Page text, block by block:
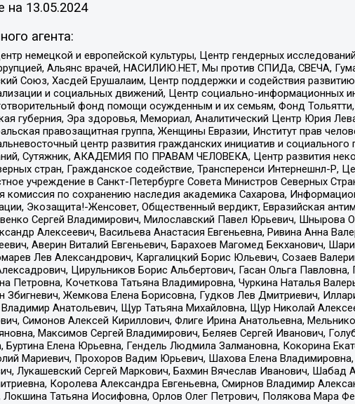
на 13.05.2024
агента:
немецкой и европейской культуры, Центр гендерных
Альянс врачей, НАСИЛИЮ.НЕТ, Мы против СПИДа, СВЕЧА,
Союз, Хасдей Ерушалаим, Центр поддержки и содействия
и социальных движений, Центр социально-информационных
фонд помощи осужденным и их семьям, Фонд
губерния, Эра здоровья, Мемориал, Аналитический Центр Юрия
правозащитная группа, Женщины Евразии, Институт прав
центр развития гражданских инициатив и социального
Сутяжник, АКАДЕМИЯ ПО ПРАВАМ ЧЕЛОВЕКА, Центр развития
стран, Гражданское содействие, Трансперенси Интернешнл-Р,
учреждение в Санкт-Петербурге Совета Министров Северных
по сохранению наследия академика Сахарова,
Экозащита!-Женсовет, Общественный вердикт, Евразийская
Сергей Владимирович, Милославский Павел Юрьевич, Шнырова
Алексеевич, Васильева Анастасия Евгеньевна, Ривина Анна
Аверин Виталий Евгеньевич, Барахоев Магомед Бекханович,
Лев Александрович, Каргалицкий Борис Юльевич, Созаев
Цирульников Борис Альбертович, Гасан Ольга
Кочеткова Татьяна Владимировна, Чуркина Наталья
Збигневич, Жемкова Елена Борисовна, Гудков Лев Дмитриевич,
Анатольевич, Щур Татьяна Михайловна, Щур Николай
Симонов Алексей Кириллович, Флиге Ирина Анатольевна,
Максимов Сергей Владимирович, Беляев Сергей Иванович,
Елена Юрьевна, Гендель Людмила Залмановна, Кокорина
Мариевич, Прохоров Вадим Юрьевич, Шахова Елена
Лукашевский Сергей Маркович, Бахмин Вячеслав Иванович, Шабад
Королева Александра Евгеньевна, Смирнов Владимир
Татьяна Иосифовна, Орлов Олег Петрович, Полякова Мара